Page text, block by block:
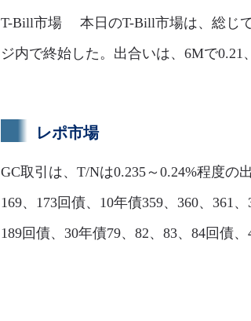
T-Bill市場 本日のT-Bill市場は、総じ
ジ内で終始した。出合いは、6Mで0.21
レポ市場
GC取引は、T/Nは0.235～0.24%程度の
169、173回債、10年債359、360、361
189回債、30年債79、82、83、84回債